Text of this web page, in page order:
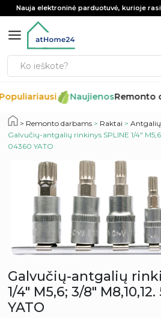
Nauja elektroninė parduotuvė, kurioje
NaujienosRemonto
Remonto darbams > Raktai >
Galvučių-antgalių rinkinys SPLINE 1/4″
04360 YATO
Galvučių-antgalių
1/4″ M5,6; 3/8″
YATO